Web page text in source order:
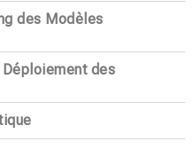
des Modèles
des